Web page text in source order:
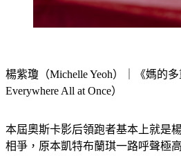
楊紫瓊（Michelle Yeoh）｜《媽的
Everywhere All at Once）
本屆奧斯卡影后領跑者基本上就是
相爭，原本凱特布蘭琪一路呼聲極